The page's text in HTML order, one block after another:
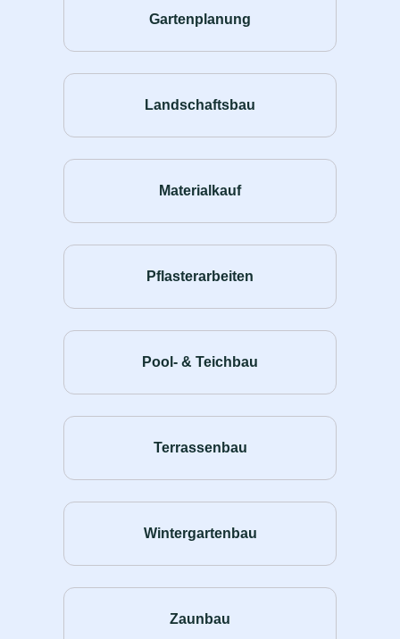
Gartenplanung
Landschaftsbau
Materialkauf
Pflasterarbeiten
Pool- & Teichbau
Terrassenbau
Wintergartenbau
Zaunbau